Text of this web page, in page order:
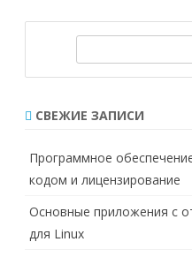
с СВЕЖИЕ ЗАПИСИ
Программное
кодом и лицензирование
Основные приложения с
для Linux